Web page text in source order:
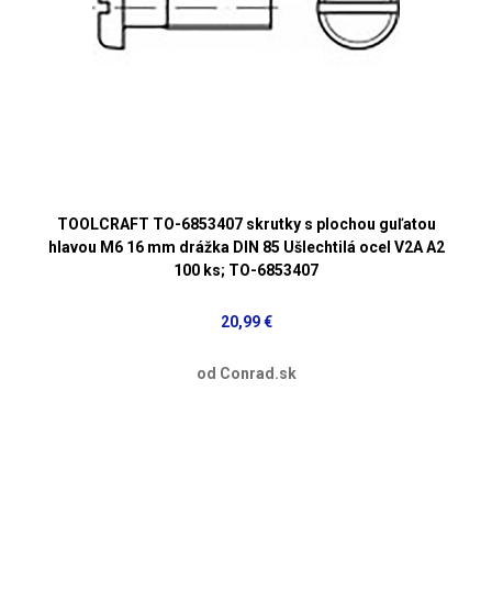
TOOLCRAFT TO-6853407 skrutky s plochou guľatou
hlavou M6 16 mm drážka DIN 85 Ušlechtilá ocel V2A A2
100 ks; TO-6853407
20,99 €
od Conrad.sk